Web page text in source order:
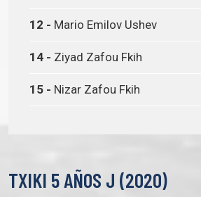
12 - Mario Emilov Ushev
14 - Ziyad Zafou Fkih
15 - Nizar Zafou Fkih
TXIKI 5 AÑOS J (2020)